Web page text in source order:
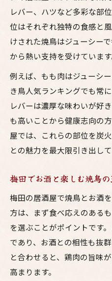
焼鳥とお酒で彩る
鳥料理の人気メニ
大阪の居酒屋で味
居酒屋選びで失敗し
大阪居酒屋で焼き
コツ
梅田の鳥料理で人
お酒と相性抜群の
焼き鳥人気部位を
験
焼き鳥好き必見！大阪
伝統の鳥料理を
焼鳥人気ランキ
梅田で伝統鳥料理
レバー、ハツなど多彩な部
位はそれぞれ独特の食感と
けされた焼鳥はジューシー
から熱い支持を受けています
例えば、もも肉はジューシ
き鳥人気ランキングでも常
レバーは濃厚な味わいが好
も高いことから健康志向の
屋では、これらの部位を炭
との魅力を最大限引き出して
梅田でお酒と楽しむ焼鳥
梅田の居酒屋で焼鳥とお酒
方は、まず食べ応えのある
を選ぶことがポイントです
であり、お酒との相性も抜
と合わせると、鶏肉の旨味
高まります。